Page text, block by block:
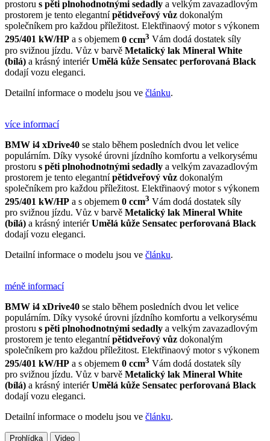
prostoru s pěti plnohodnotnými sedadly a velkým zavazadlovým
prostorem je tento elegantnípětidveřový vůz dokonalým
společníkem pro každou příležitost. Elektřinaový motor s výkonem
295/401 kW/HP a s objemem 0 ccm3 Vám dodá dostatek síly
pro svižnou jízdu. Vůz v barvě Metalický lak Mineral White
(bílá) a krásný interiérUmělá kůže Sensatec perforovaná Black
dodají vozu eleganci.
Detailní informace o modelu jsou ve článku.
více informací
BMW i4 xDrive40 se stalo během posledních dvou let velice
populárním. Díky vysoké úrovni jízdního komfortu a velkorysému
prostoru s pěti plnohodnotnými sedadly a velkým zavazadlovým
prostorem je tento elegantnípětidveřový vůz dokonalým
společníkem pro každou příležitost. Elektřinaový motor s výkonem
295/401 kW/HP a s objemem 0 ccm3 Vám dodá dostatek síly
pro svižnou jízdu. Vůz v barvě Metalický lak Mineral White
(bílá) a krásný interiérUmělá kůže Sensatec perforovaná Black
dodají vozu eleganci.
Detailní informace o modelu jsou ve článku.
méně informací
BMW i4 xDrive40 se stalo během posledních dvou let velice
populárním. Díky vysoké úrovni jízdního komfortu a velkorysému
prostoru s pěti plnohodnotnými sedadly a velkým zavazadlovým
prostorem je tento elegantnípětidveřový vůz dokonalým
společníkem pro každou příležitost. Elektřinaový motor s výkonem
295/401 kW/HP a s objemem 0 ccm3 Vám dodá dostatek síly
pro svižnou jízdu. Vůz v barvě Metalický lak Mineral White
(bílá) a krásný interiérUmělá kůže Sensatec perforovaná Black
dodají vozu eleganci.
Detailní informace o modelu jsou ve článku.
Prohlídka Video